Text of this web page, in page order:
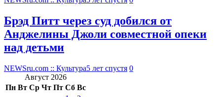
Брэд Питт через суд добился от
Анджелины Джоли совместной опеки
над детьми
NEWSru.com :: Культура5 лет спустя 0
Август 2026
Пн Вт Ср Чт Пт Сб Вс